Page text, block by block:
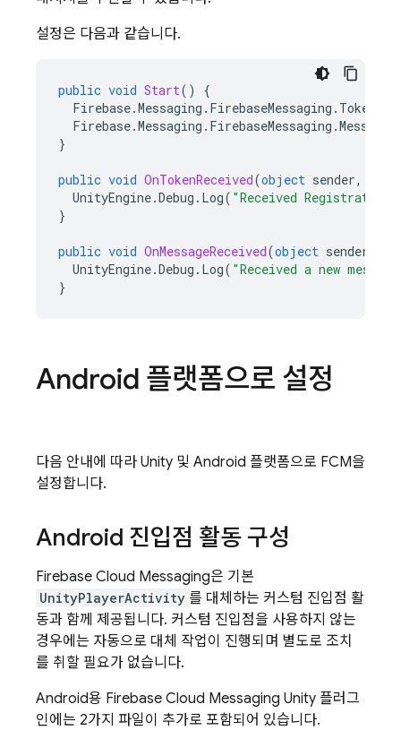
설정은 다음과 같습니다.
public void Start()
{
Firebase.Messaging . FirebaseMessaging .
Firebase.Messaging . FirebaseMessaging .
}
public void OnTokenReceived(object sender,
UnityEngine.Debug . Log( "Received Registration
}
public void OnMessageReceived(object sender
UnityEngine.Debug . Log( "Received a new
}
Android 플랫폼으로 설정
다음 안내에 따라 Unity 및 Android 플랫폼으로 FCM을
설정합니다.
Android 진입점 활동 구성
Firebase Cloud Messaging은 기본
UnityPlayerActivity 를 대체하는 커스텀 진입점 활
동과 함께 제공됩니다. 커스텀 진입점을 사용하지 않는
경우에는 자동으로 대체 작업이 진행되며 별도로 조치
를 취할 필요가 없습니다.
Android용 Firebase Cloud Messaging Unity 플러그
인에는 2가지 파일이 추가로 포함되어 있습니다.